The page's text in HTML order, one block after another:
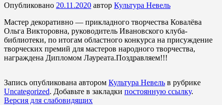
Опубликовано 20.11.2020 автор Культура Невель
Мастер декоративно — прикладного творчества Ковалёва
Ольга Викторовна, руководитель Ивановского клуба-
библиотеки, по итогам областного конкурса на присуждение
творческих премий для мастеров народного творчества,
награждена Дипломом Лауреата.Поздравляем!!!
Запись опубликована автором Культура Невель в рубрике
Uncategorized. Добавьте в закладки постоянную ссылку.
Версия для слабовидящих